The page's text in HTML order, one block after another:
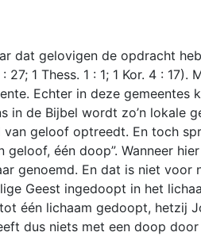
dat gelovigen de opdracht
1 Thess. 1 : 1; 1 Kor. 4 :
Echter in deze
de Bijbel wordt zo’n lokale
geloof optreedt. En toch
één doop”. Wanneer
genoemd. En dat is niet
Geest ingedoopt in het
één lichaam gedoopt, hetzij
dus niets met een doop